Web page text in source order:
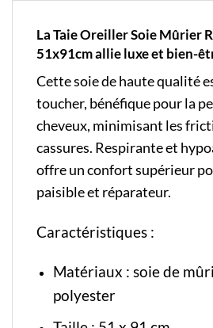
La Taie Oreiller Soie Mûrier
51x91cm allie luxe et bien-
Cette soie de haute qualité
toucher, bénéfique pour la
cheveux, minimisant les
cassures. Respirante et
offre un confort supérieur
paisible et réparateur.
Caractéristiques :
Matériaux : soie de
polyester